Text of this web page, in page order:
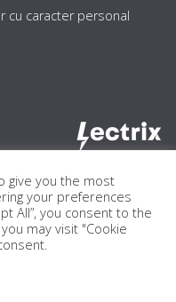
cu caracter personal
give you the most
your preferences
All”, you consent to the
may visit "Cookie